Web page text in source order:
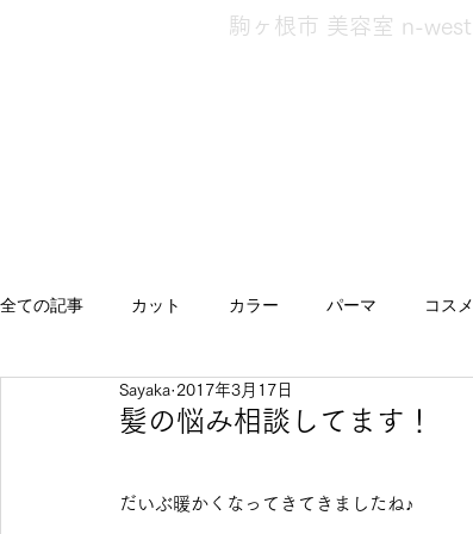
駒ヶ根市 美容室 n-west
全ての記事 カット カラー パーマ コスメ
スタイル キッズ
健康 髪のお悩み相談
髪の悩み相談してます！
Sayaka 2017年3月17日
だいぶ暖かくなってきてきましたね♪